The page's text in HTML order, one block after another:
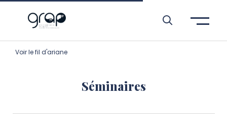
Aller à l’entête de page
Aller au menu principale
Aller au contenu principal
Aller à la recherche
Passer aux cookies
Aller au pied de page
Voir le fil d'ariane
Séminaires